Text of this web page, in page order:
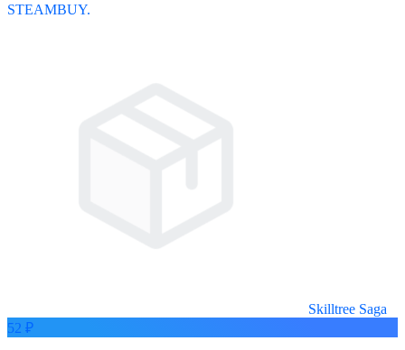
STEAMBUY.
Skilltree Saga
52 ₽